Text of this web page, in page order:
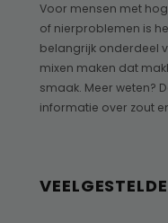
Voor mensen met
of nierproblemen is
belangrijk onderdeel
mixen maken dat
smaak. Meer weten?
informatie over zout